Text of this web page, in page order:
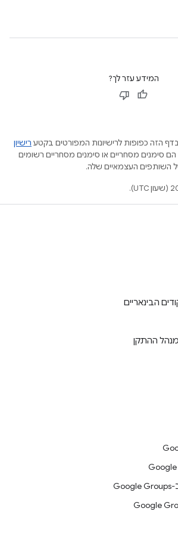
המידע עזר לך?
הזה כפופות לרישיונות המפורטים בקטע רישיון
.‏ Java ו-OpenJDK הם סימנים מסחריים או סימנים מסחריים רשומים
הבינאריים
מנהל ההתקן